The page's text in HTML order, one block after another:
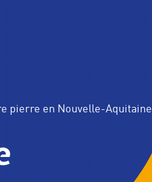
pierre en Nouvelle-Aquitaine